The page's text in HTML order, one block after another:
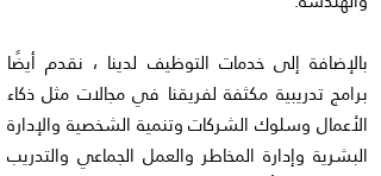
بالإضافة إلى خدمات التوظيف لدينا ، نقدم أيضًا
برامج تدريبية مكثفة لفريقنا في مجالات مثل ذكاء
الأعمال وسلوك الشركات وتنمية الشخصية والإدارة
البشرية وإدارة المخاطر والعمل الجماعي والتدريب